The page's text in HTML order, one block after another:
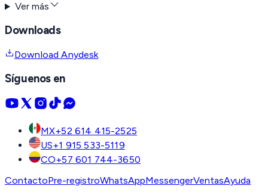
Ver más
Downloads
Download Anydesk
Síguenos en
MX+52 614 415-2525
US+1 915 533-5119
CO+57 601 744-3650
ContactoPre-registroWhatsAppMessengerVentasAyuda